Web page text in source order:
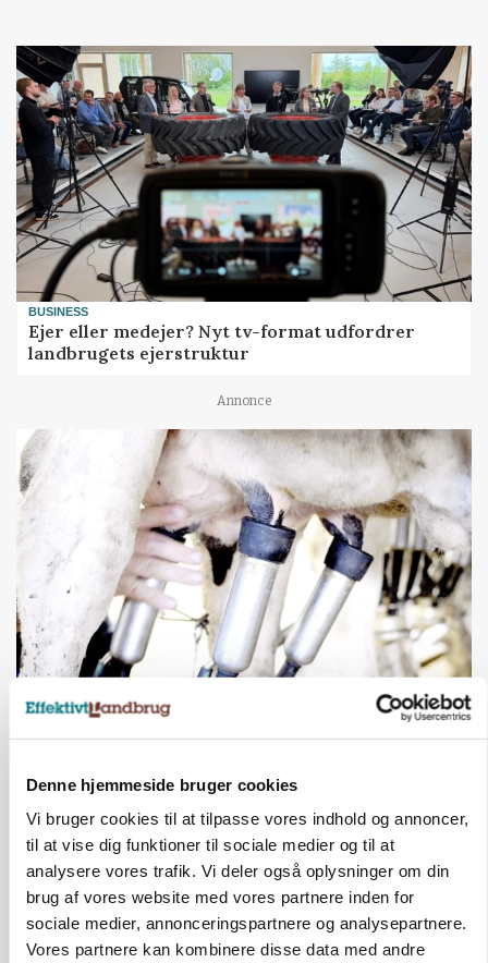
Denne hjemmeside bruger cookies
Vi bruger cookies til at tilpasse vores indhold og annoncer,
til at vise dig funktioner til sociale medier og til at
analysere vores trafik. Vi deler også oplysninger om din
brug af vores website med vores partnere inden for
sociale medier, annonceringspartnere og analysepartnere.
Vores partnere kan kombinere disse data med andre
BUSINESS
Ejer eller medejer? Nyt tv-format udfordrer
landbrugets ejerstruktur
Annonce
Russisk mælkepris dykker 23 procent
Fra mark til mur: Byggeriet kan åbne nyt
marked for biokul
Annonce
Loading...